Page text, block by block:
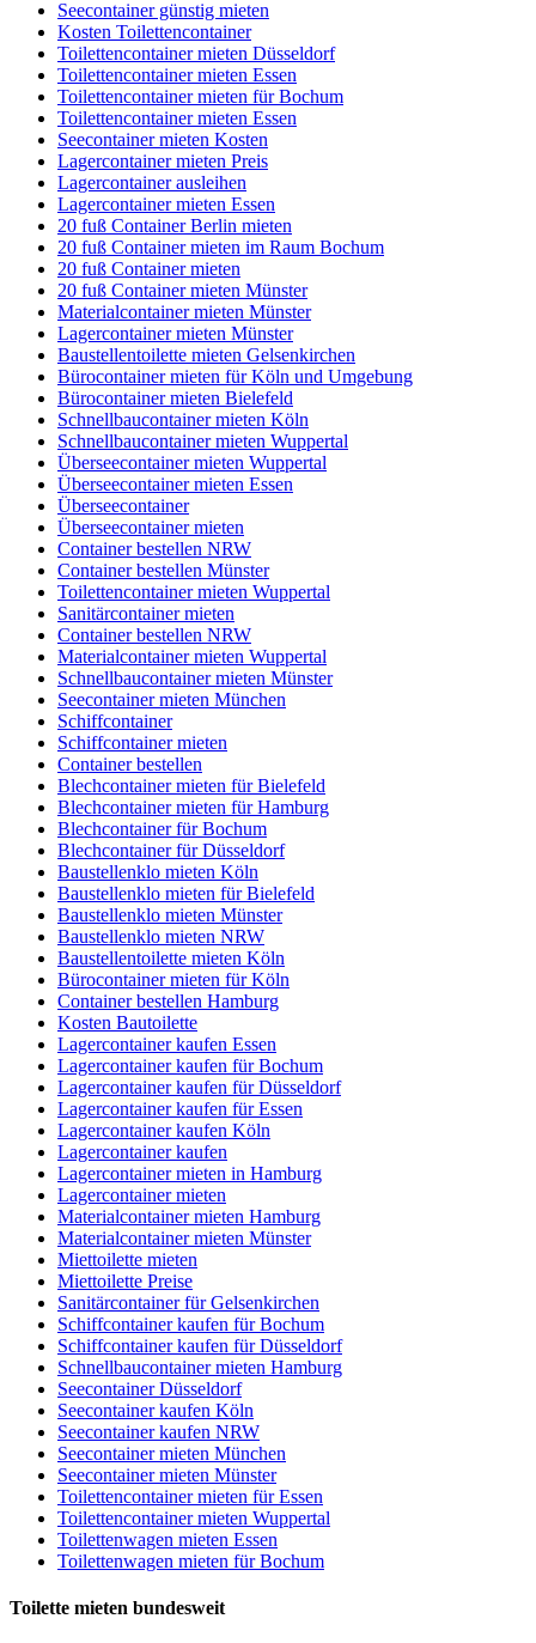
Seecontainer günstig mieten
Kosten Toilettencontainer
Toilettencontainer mieten Düsseldorf
Toilettencontainer mieten Essen
Toilettencontainer mieten für Bochum
Toilettencontainer mieten Essen
Seecontainer mieten Kosten
Lagercontainer mieten Preis
Lagercontainer ausleihen
Lagercontainer mieten Essen
20 fuß Container Berlin mieten
20 fuß Container mieten im Raum Bochum
20 fuß Container mieten
20 fuß Container mieten Münster
Materialcontainer mieten Münster
Lagercontainer mieten Münster
Baustellentoilette mieten Gelsenkirchen
Bürocontainer mieten für Köln und Umgebung
Bürocontainer mieten Bielefeld
Schnellbaucontainer mieten Köln
Schnellbaucontainer mieten Wuppertal
Überseecontainer mieten Wuppertal
Überseecontainer mieten Essen
Überseecontainer
Überseecontainer mieten
Container bestellen NRW
Container bestellen Münster
Toilettencontainer mieten Wuppertal
Sanitärcontainer mieten
Container bestellen NRW
Materialcontainer mieten Wuppertal
Schnellbaucontainer mieten Münster
Seecontainer mieten München
Schiffcontainer
Schiffcontainer mieten
Container bestellen
Blechcontainer mieten für Bielefeld
Blechcontainer mieten für Hamburg
Blechcontainer für Bochum
Blechcontainer für Düsseldorf
Baustellenklo mieten Köln
Baustellenklo mieten für Bielefeld
Baustellenklo mieten Münster
Baustellenklo mieten NRW
Baustellentoilette mieten Köln
Bürocontainer mieten für Köln
Container bestellen Hamburg
Kosten Bautoilette
Lagercontainer kaufen Essen
Lagercontainer kaufen für Bochum
Lagercontainer kaufen für Düsseldorf
Lagercontainer kaufen für Essen
Lagercontainer kaufen Köln
Lagercontainer kaufen
Lagercontainer mieten in Hamburg
Lagercontainer mieten
Materialcontainer mieten Hamburg
Materialcontainer mieten Münster
Miettoilette mieten
Miettoilette Preise
Sanitärcontainer für Gelsenkirchen
Schiffcontainer kaufen für Bochum
Schiffcontainer kaufen für Düsseldorf
Schnellbaucontainer mieten Hamburg
Seecontainer Düsseldorf
Seecontainer kaufen Köln
Seecontainer kaufen NRW
Seecontainer mieten München
Seecontainer mieten Münster
Toilettencontainer mieten für Essen
Toilettencontainer mieten Wuppertal
Toilettenwagen mieten Essen
Toilettenwagen mieten für Bochum
Toilette mieten bundesweit